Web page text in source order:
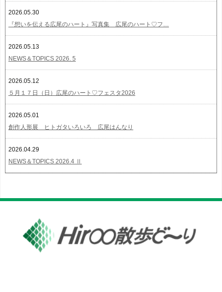
2026.05.30
『想いを伝える広尾のハート』写真集 広尾のハート♡フ…
2026.05.13
NEWS＆TOPICS 2026. 5
2026.05.12
５月１７日（日）広尾のハート♡フェスタ2026
2026.05.01
創作人形展 ヒトガタいろいろ 広尾はんなり
2026.04.29
NEWS＆TOPICS 2026.4 Ⅱ